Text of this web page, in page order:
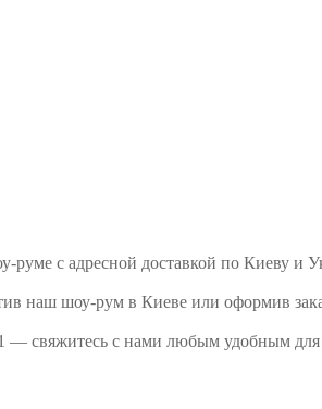
с адресной доставкой по Киеву и
наш шоу-рум в Киеве или оформив
— свяжитесь с нами любым удобным